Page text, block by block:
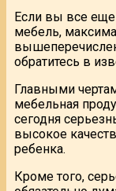
Если вы все еще
мебель,
обратитесь в
Главными
мебельная
сегодня
высокое
ребенка.
Кроме того,